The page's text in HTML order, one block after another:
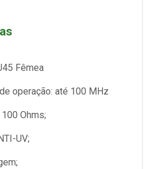
Fêmea
operação: até 100 MHz
Ohms;
UV;